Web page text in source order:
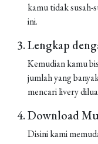
kamu tidak susah-
ini.
Lengkap
Kemudian kamu
jumlah yang
mencari livery
Download
Disini kami